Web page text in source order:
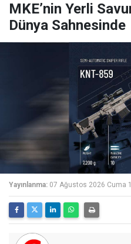
MKE’nin Yerli
Dünya Sahnesinde
Yayınlanma: 07 Ağustos 2026 Cuma